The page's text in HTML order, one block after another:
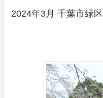
2024年3月 千葉市緑区